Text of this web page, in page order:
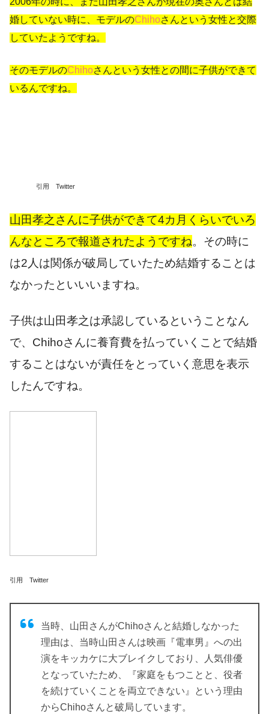
婚していない時に、モデルのChihoさんという女性と交際
していたようですね。
そのモデルのChihoさんという女性との間に子供ができて
いるんですね。
引用 Twitter
山田孝之さんに子供ができて4カ月くらいでいろ
んなところで報道されたようですね。その時に
は2人は関係が破局していたため結婚することは
なかったといいいますね。
子供は山田孝之は承認しているということなん
で、Chihoさんに養育費を払っていくことで結婚
することはないが責任をとっていく意思を表示
したんですね。
引用 Twitter
当時、山田さんがChihoさんと結婚しなかった
理由は、当時山田さんは映画『電車男』への出
演をキッカケに大ブレイクしており、人気俳優
となっていたため、『家庭をもつことと、役者
を続けていくことを両立できない』という理由
からChihoさんと破局しています。